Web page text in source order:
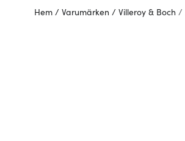
Hem / Varumärken / Villeroy & Boch /